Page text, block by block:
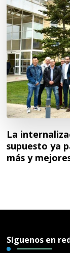
La
supuesto ya
más y
Síguenos en